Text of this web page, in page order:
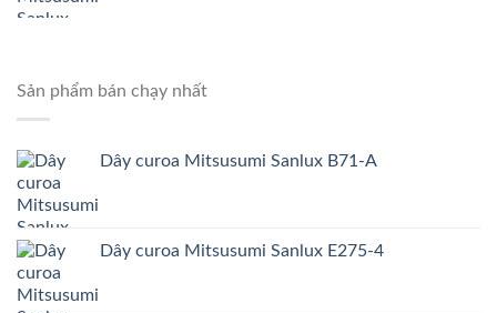
Sản phẩm bán chạy nhất
Dây curoa Mitsusumi Sanlux B71-A
Dây curoa Mitsusumi Sanlux E275-4